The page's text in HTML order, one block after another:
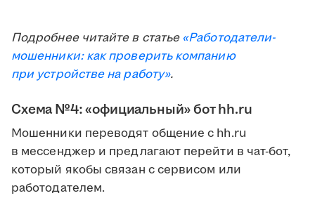
Подробнее читайте в статье«Работодатели-
мошенники: как проверить компанию
при устройстве на работу».
Схема №4: «официальный» бот hh.ru
Мошенники переводят общение с hh.ru
в мессенджер и предлагают перейти в чат-бот,
который якобы связан с сервисом или
работодателем.